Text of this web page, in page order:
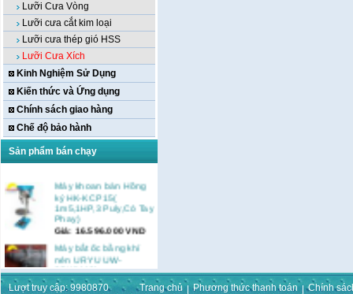
Lưỡi Cưa Vòng
Lưỡi cưa cắt kim loại
Lưỡi cưa thép gió HSS
Lưỡi Cưa Xích
Kinh Nghiệm Sử Dụng
Kiến thức và Ứng dụng
Chính sách giao hàng
Chế độ bảo hành
Sản phẩm bán chạy
Máy khoan bàn Hồng
ký HK-KCP15(
1m5,1HP,3 Puly,Có Tay
Phay)
Giá:16.596.000VND
Máy bắt ốc bằng khí
nén URYU UW-
9SK(M10)
Giá:0VND
Lượt truy cập: 9980870 Trang chủ Phương thức thanh toán Chính